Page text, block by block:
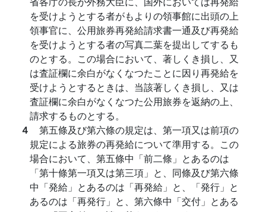
を受けようとする者がもよりの領事館に出頭の上
領事官に、公用旅券再発給請求書一通及び再発給
を受けようとする者の写真二葉を提出してするも
のとする。この場合において、著しくき損し、又
は査証欄に余白がなくなつたことに因り再発給を
受けようとするときは、当該著しくき損し、又は
査証欄に余白がなくなつた公用旅券を返納の上、
請求するものとする。
４ 第五條及び第六條の規定は、第一項又は前項の
規定による旅券の再発給について準用する。この
場合において、第五條中「前二條」とあるのは
「第十條第一項又は第三項」と、同條及び第六條
中「発給」とあるのは「再発給」と、「発行」と
あるのは「再発行」と、第六條中「交付」とある